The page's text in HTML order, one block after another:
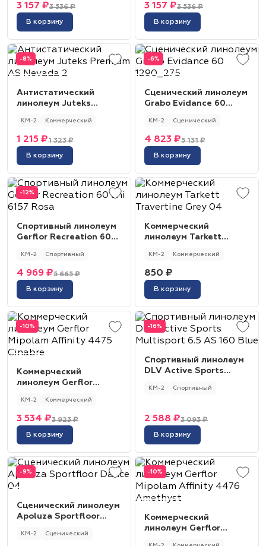
3 536 ₽
3 157 ₽
В корзину
3 536 ₽
3 157 ₽
В корзину
-8%
Антистатический
линолеум Juteks
КМ-2 Коммерческий
1 323 ₽
1 215 ₽
В корзину
-6%
Сценический линолеум
Grabo Evidance 60
КМ-2 Сценический
5 131 ₽
4 823 ₽
В корзину
-12%
Спортивный линолеум
Gerflor Recreation 60
КМ-2 Спортивный
5 665 ₽
4 969 ₽
В корзину
Коммерческий
линолеум Tarkett
КМ-2 Коммерческий
850 ₽
В корзину
-10%
Коммерческий
линолеум Gerflor
Cinabre
КМ-2 Коммерческий
3 923 ₽
3 534 ₽
В корзину
-16%
Спортивный линолеум
DLV Active Sports
Blue
КМ-2 Спортивный
3 093 ₽
2 588 ₽
В корзину
-9%
Сценический линолеум
Apoluza Sportfloor
КМ-2 Сценический
-10%
Коммерческий
линолеум Gerflor